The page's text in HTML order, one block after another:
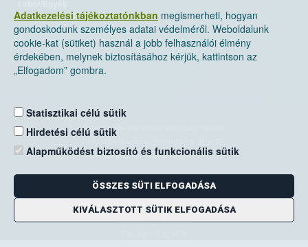
Adatkezelési tájékoztatónkban megismerheti, hogyan
gondoskodunk személyes adatai védelméről. Weboldalunk
cookie-kat (sütiket) használ a jobb felhasználói élmény
érdekében, melynek biztosításához kérjük, kattintson az
„Elfogadom” gombra.
Statisztikai célú sütik
Hirdetési célú sütik
Alapműködést biztosító és funkcionális sütik
ÖSSZES SÜTI ELFOGADÁSA
KIVÁLASZTOTT SÜTIK ELFOGADÁSA
Nemzeti Élelmiszerlánc-biztonsági Hivatal
Levelezési cím: 1525 Budapest. Pf. 30.
E-mail:ugyfelszolgalat@nebih.gov.hu
Zöld szám: 06-80/263-244
Telefon: 06-1/ 336-9000